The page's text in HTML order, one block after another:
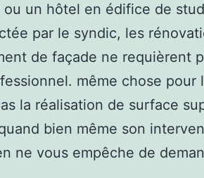
un hôtel en édifice de
par le syndic, les
de façade ne requièrent
même chose pour
la réalisation de surface
bien même son
ne vous empêche de